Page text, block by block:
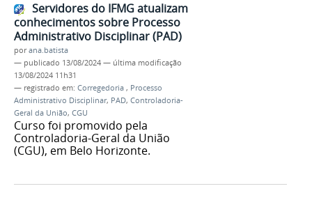
Servidores do IFMG atualizam
conhecimentos sobre Processo
Administrativo Disciplinar (PAD)
porana.batista
— publicado 13/08/2024 — última modificação
13/08/2024 11h31
— registrado em: Corregedoria , Processo
Administrativo Disciplinar, PAD, Controladoria-
Geral da União, CGU
Curso foi promovido pela
Controladoria-Geral da União
(CGU), em Belo Horizonte.